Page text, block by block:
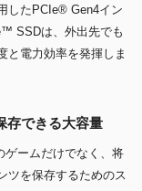
したPCIe® Gen4イン
SSDは、外出先でも
と電力効率を発揮しま
存できる大容量
ームだけでなく、将
ツを保存するためのス